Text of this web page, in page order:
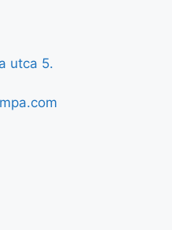
utca 5.